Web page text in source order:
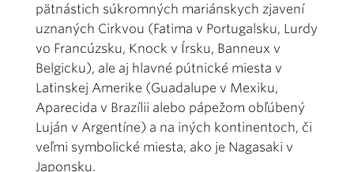
pätnástich súkromných mariánskych zjavení
uznaných Cirkvou (Fatima v Portugalsku, Lurdy
vo Francúzsku, Knock v Írsku, Banneux v
Belgicku), ale aj hlavné pútnické miesta v
Latinskej Amerike (Guadalupe v Mexiku,
Aparecida v Brazílii alebo pápežom obľúbený
Luján v Argentíne) a na iných kontinentoch, či
veľmi symbolické miesta, ako je Nagasaki v
Japonsku.